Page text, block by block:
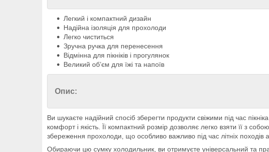
Легкий і компактний дизайн
Надійна ізоляція для прохолоди
Легко чиститься
Зручна ручка для перенесення
Відмінна для пікніків і прогулянок
Великий об’єм для їжі та напоїв
Опис:
Ви шукаєте надійний спосіб зберегти продукти свіжими під час
комфорт і якість. Її компактний розмір дозволяє легко взяти її з
збереження прохолоди, що особливо важливо під час літніх походів
Обираючи цю сумку холодильник, ви отримуєте універсальний та